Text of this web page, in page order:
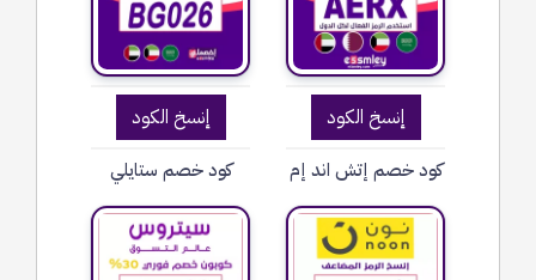
إنسخ الكود
كود خصم إتش اند إم
إنسخ الكود
كود خصم ستايلي